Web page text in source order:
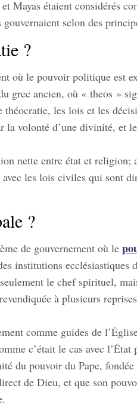
Mayas étaient considérés
selon des
?
où le pouvoir politique est
grec ancien, où « theos »
théocratie, les lois et les
la volonté d’une divinité, et
nette entre état et religion;
les lois civiles qui sont
?
de gouvernement où le
institutions ecclésiastiques
le chef spirituel,
à plusieurs
comme guides de
c’était le cas avec l’État
du pouvoir du Pape,
de Dieu, et que son